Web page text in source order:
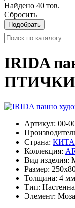
Найдено 40 тов.
Сбросить
Подобрать
IRIDA
ПТИЧКИ
Артикул: 00-
Страна:
Коллекция:
Вид изделия:
Размер:
Толщина: 4
Тип:
Элемент: